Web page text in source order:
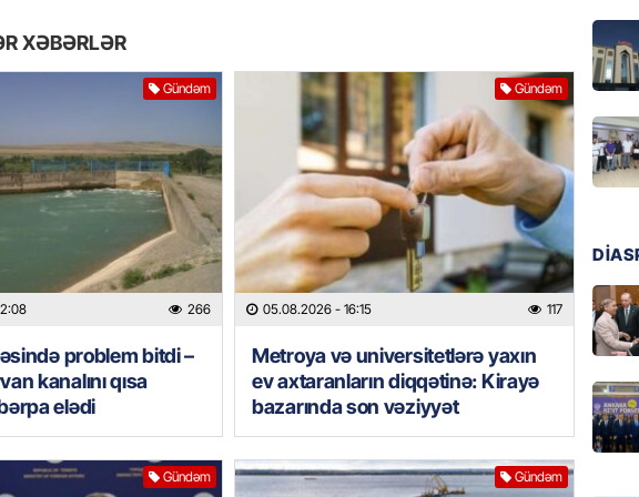
XƏBƏRLƏR
Gündəm
266
problem bitdi –
kanalını qısa
elədi
Gündəm
05.08.2026 - 16:15 117
Metroya və universitetlərə yaxın
ev axtaranların diqqətinə: Kirayə
bazarında son vəziyyət
Gündəm Gündəm